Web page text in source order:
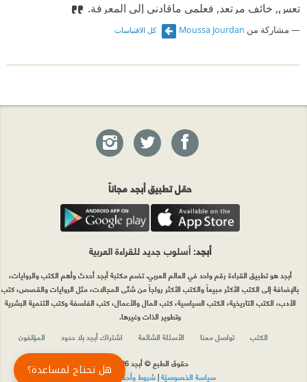
تعس, خائف مرتعد, فعلمي ماقادني إلى المعرفة.
مشاركة من Moussa Jourdan كل الاقتباسات
حمّل تطبيق أبجد مجاناً
أبجد: أسلوب جديد للقراءة العربية
أبجد هو تطبيق القراءة رقم واحد في العالم العربي. تضم مكتبة أبجد أحدث وأهم الكتب والروايات،
بالإضافة إلى الكتب الأكثر مبيعاً والكتب الأكثر رواجاً من شتّى المجالات، مثل الروايات والقصص، كتب
الأدب، الكتب التاريخية، الكتب السياسية، كتب المال والأعمال، كتب الفلسفة وكتب التنمية البشرية
وتطوير الذات وغيرها.
الكتب
تواصل معنا الأسئلة الشائعة اشتراك أبجد بلا حدود
المؤلفون
حقوق الطبع © أبجد 2026
سياسة الخصوصيّة|شروط وأحكام الاستخدامهل تحتاج لمساعدة؟